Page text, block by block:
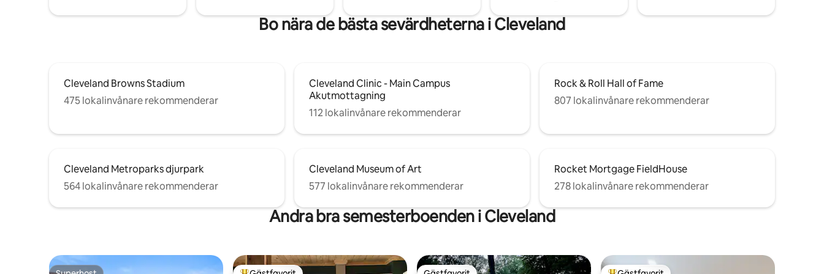
Bo nära de bästa sevärdheterna i Cleveland
Cleveland Browns Stadium
475 lokalinvånare rekommenderar
Cleveland Clinic - Main Campus
Akutmottagning
112 lokalinvånare rekommenderar
Rock & Roll Hall of Fame
807 lokalinvånare rekommenderar
Cleveland Metroparks djurpark
564 lokalinvånare rekommenderar
Cleveland Museum of Art
577 lokalinvånare rekommenderar
Rocket Mortgage FieldHouse
278 lokalinvånare rekommenderar
Andra bra semesterboenden i Cleveland